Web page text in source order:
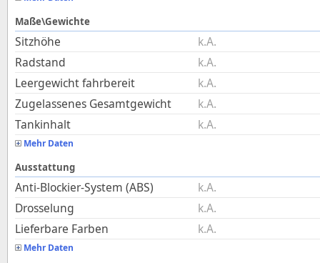
Maße\Gewichte
Sitzhöhe
k.A.
Radstand
k.A.
Leergewicht fahrbereit
k.A.
Zugelassenes Gesamtgewicht
k.A.
Tankinhalt
k.A.
Mehr Daten
Ausstattung
Anti-Blockier-System (ABS)
k.A.
Drosselung
k.A.
Lieferbare Farben
k.A.
Mehr Daten